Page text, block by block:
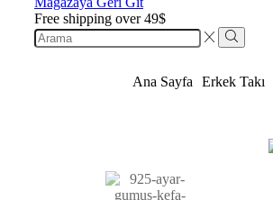
Free shipping over 49$
Ana Sayfa Erkek Takı